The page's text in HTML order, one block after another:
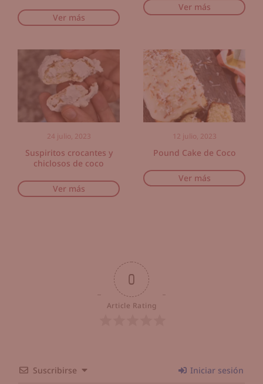
Ver más
Ver más
24 julio, 2023
Suspiritos crocantes y
chiclosos de coco
Ver más
12 julio, 2023
Pound Cake de Coco
Ver más
0
Article Rating
Suscribirse Iniciar sesión